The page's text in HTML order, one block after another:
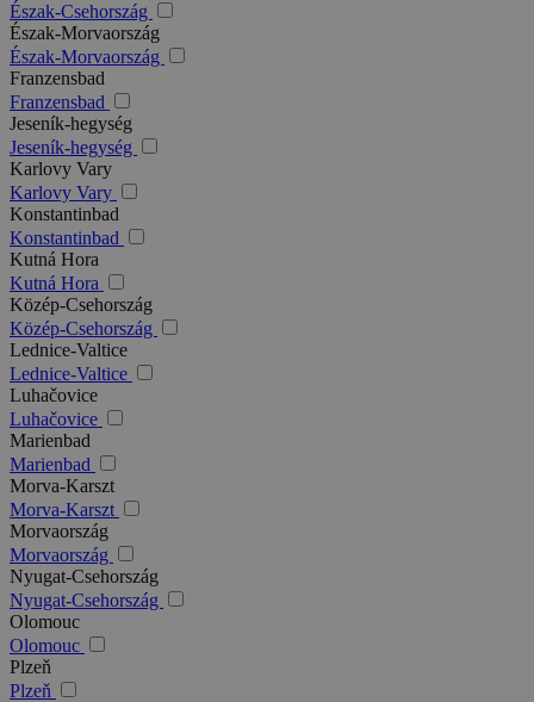
Észak-Csehország
Észak-Morvaország
Észak-Morvaország
Franzensbad
Franzensbad
Jeseník-hegység
Jeseník-hegység
Karlovy Vary
Karlovy Vary
Konstantinbad
Konstantinbad
Kutná Hora
Kutná Hora
Közép-Csehország
Közép-Csehország
Lednice-Valtice
Lednice-Valtice
Luhačovice
Luhačovice
Marienbad
Marienbad
Morva-Karszt
Morva-Karszt
Morvaország
Morvaország
Nyugat-Csehország
Nyugat-Csehország
Olomouc
Olomouc
Plzeň
Plzeň